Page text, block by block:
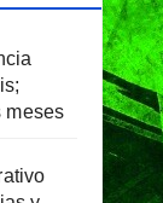
meses